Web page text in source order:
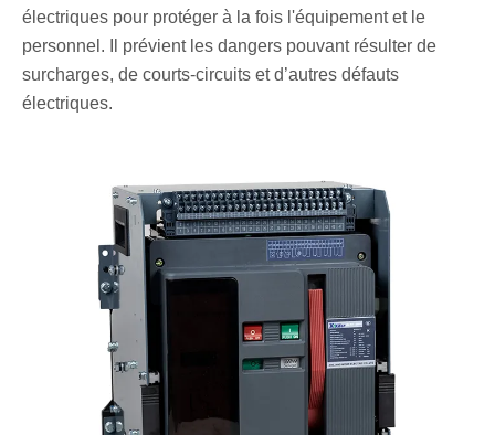
électriques pour protéger à la fois l'équipement et le
personnel. Il prévient les dangers pouvant résulter de
surcharges, de courts-circuits et d’autres défauts
électriques.